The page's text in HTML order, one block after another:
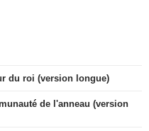
du roi (version longue)
de l'anneau (version